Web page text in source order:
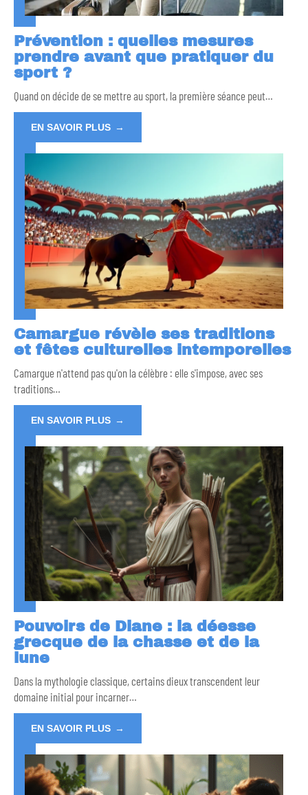
Prévention : quelles mesures
prendre avant que pratiquer du
sport ?
Quand on décide de se mettre au sport, la première séance peut…
EN SAVOIR PLUS
Camargue révèle ses traditions
et fêtes culturelles intemporelles
Camargue n'attend pas qu'on la célèbre : elle s'impose, avec ses
traditions…
EN SAVOIR PLUS
Pouvoirs de Diane : la déesse
grecque de la chasse et de la
lune
Dans la mythologie classique, certains dieux transcendent leur
domaine initial pour incarner…
EN SAVOIR PLUS